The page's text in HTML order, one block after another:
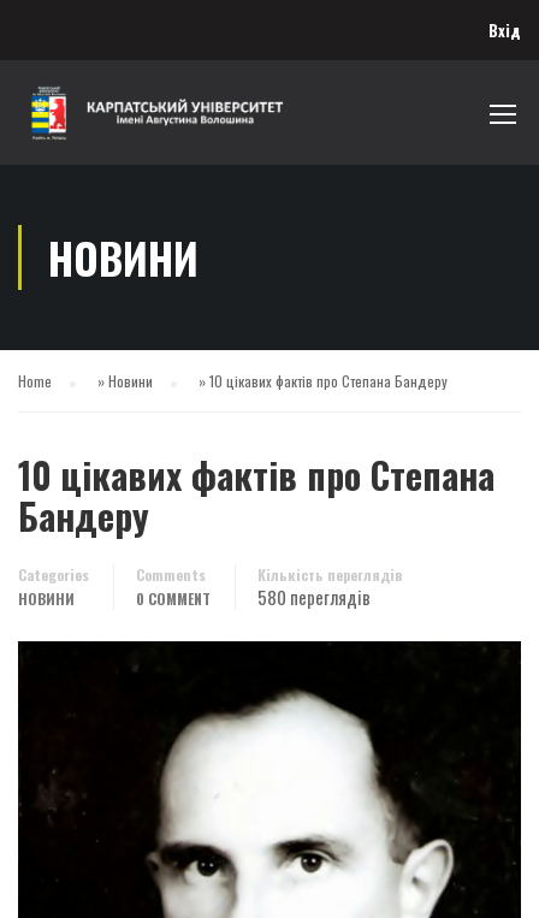
Вхід
НОВИНИ
Home »Новини »10 цікавих фактів про Степана Бандеру
10 цікавих фактів про Степана
Бандеру
Categories
НОВИНИ
Comments
0 COMMENT
Кількість переглядів
580 переглядів